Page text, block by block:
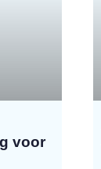
voor